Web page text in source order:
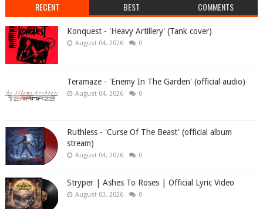
RECENT BEST COMMENTS
Konquest - 'Heavy Artillery' (Tank cover)
August 04, 2026 0
Teramaze - 'Enemy In The Garden' (official audio)
August 04, 2026 0
Ruthless - 'Curse Of The Beast' (official album
stream)
August 04, 2026 0
Stryper | Ashes To Roses | Official Lyric Video
August 03, 2026 0